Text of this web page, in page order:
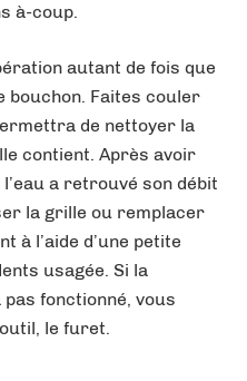
à-coup.
autant de fois que
bouchon. Faites couler
de nettoyer la
contient. Après avoir
a retrouvé son débit
la grille ou remplacer
à l’aide d’une petite
usagée. Si la
pas fonctionné, vous
le furet.